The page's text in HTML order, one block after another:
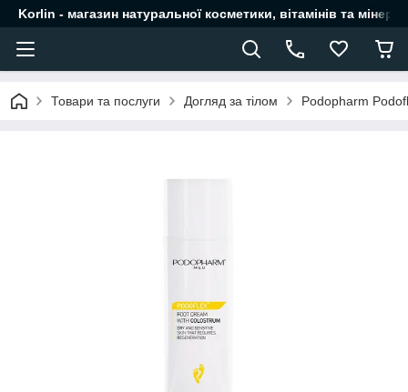
Korlin - магазин натуральної косметики, вітамінів та
Товари та послуги Догляд за тілом Podopharm